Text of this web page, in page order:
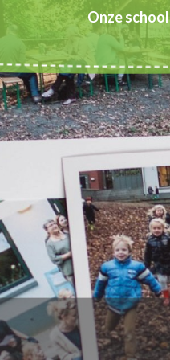
Onze school